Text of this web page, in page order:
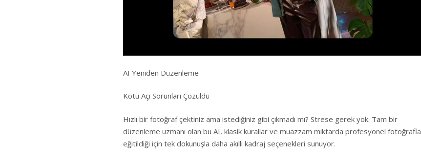
AI Yeniden Düzenleme
Kötü Açı Sorunları Çözüldü
Hızlı bir fotoğraf çektiniz ama istediğiniz gibi çıkmadı mı? Strese gerek yok. Tam bir
düzenleme uzmanı olan bu AI, klasik kurallar ve muazzam miktarda profesyonel fotoğrafla
eğitildiği için tek dokunuşla daha akıllı kadraj seçenekleri sunuyor.